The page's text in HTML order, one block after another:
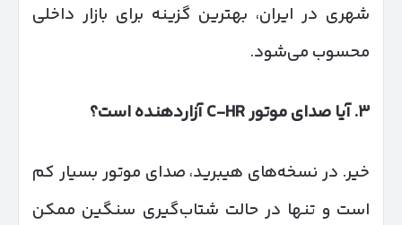
شهری در ایران، بهترین گزینه برای بازار داخلی
محسوب می‌شود.
۳.آیا صدای موتور آزاردهنده است؟
خیر. در نسخه‌های هیبرید، صدای موتور بسیار کم
است و تنها در حالت شتاب‌گیری سنگین ممکن